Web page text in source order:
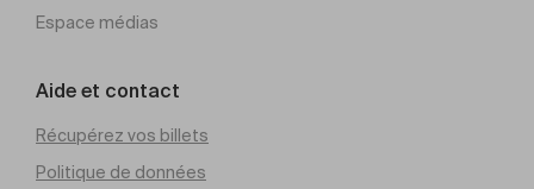
Espace médias
Aide et contact
Récupérez vos billets
Politique de données